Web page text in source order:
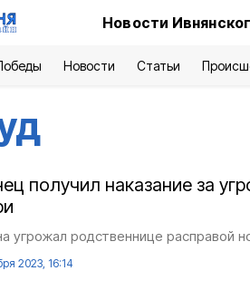
Новости
Новости Статьи
получил наказание за
угрожал родственнице расправой
2023, 16:14